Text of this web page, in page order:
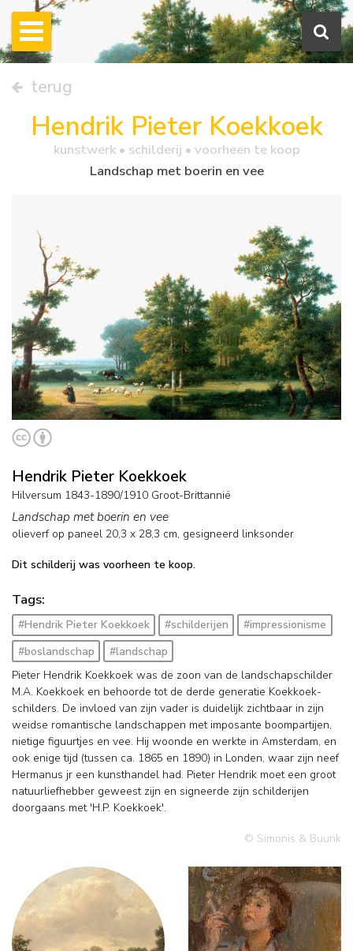
terug
Hendrik Pieter Koekkoek
kunstwerk • schilderij • voorheen te koop
Landschap met boerin en vee
Hendrik Pieter Koekkoek
Hilversum 1843-1890/1910 Groot-Brittannië
Landschap met boerin en vee
olieverf op paneel 20,3 x 28,3 cm, gesigneerd linksonder
Dit schilderij was voorheen te koop.
Tags:
#Hendrik Pieter Koekkoek #schilderijen
#impressionisme
#boslandschap
#landschap
Pieter Hendrik Koekkoek was de zoon van de landschapschilder
M.A. Koekkoek en behoorde tot de derde generatie Koekkoek-
schilders. De invloed van zijn vader is duidelijk zichtbaar in zijn
weidse romantische landschappen met imposante boompartijen,
nietige figuurtjes en vee. Hij woonde en werkte in Amsterdam, en
ook enige tijd (tussen ca. 1865 en 1890) in Londen, waar zijn neef
Hermanus jr een kunsthandel had. Pieter Hendrik moet een groot
natuurliefhebber geweest zijn en signeerde zijn schilderijen
doorgaans met 'H.P. Koekkoek'.
© Simonis & Buunk